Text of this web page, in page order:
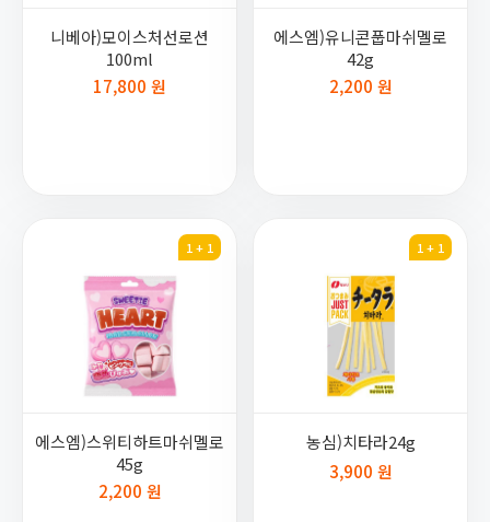
니베아)모이스처선로션
100ml
17,800 원
에스엠)유니콘풉마쉬멜로
42g
2,200 원
1 + 1
에스엠)스위티하트마쉬멜로
45g
2,200 원
1 + 1
농심)치타라24g
3,900 원